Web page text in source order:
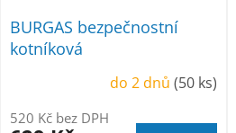
BURGAS bezpečnostní
kotníková
do 2 dnů(50 ks)
520 Kč bez DPH